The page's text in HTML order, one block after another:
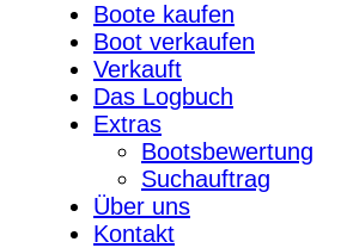
Boote kaufen
Boot verkaufen
Verkauft
Das Logbuch
Extras
Bootsbewertung
Suchauftrag
Über uns
Kontakt